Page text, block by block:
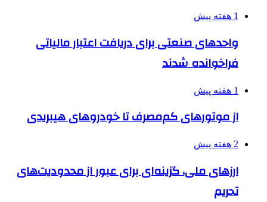
1 هفته پیش
واحدهای صنعتی برای دریافت اعتبار مالیاتی
فراخوانده شدند
1 هفته پیش
از موتورهای کم‌مصرف تا خودروهای هیبریدی
2 هفته پیش
ارزهای ملی، گزینه‌ای برای عبور از محدودیت‌های
تحریم